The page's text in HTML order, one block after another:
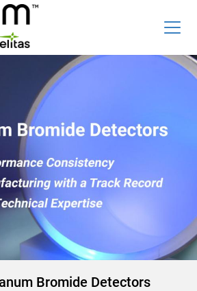
Optics & Photonics Blog
Bromide Detectors